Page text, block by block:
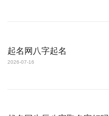
起名网八字起名
2026-07-16